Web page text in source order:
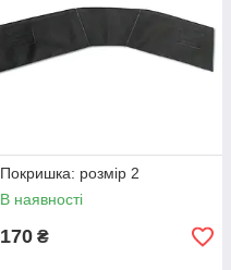
Покришка: розмір 2
В наявності
170 ₴